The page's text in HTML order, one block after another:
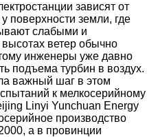
зависят от
поверхности земли, где
слабыми и
ветер обычно
инженеры уже давно
подъема турбин в воздух.
важный шаг в этом
к мелкосерийному
Linyi Yunchuan Energy
производство
а в провинции